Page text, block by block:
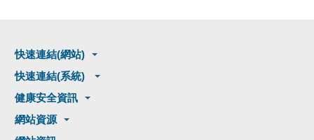
快速連結(網站)
快速連結(系統)
健康安全資訊
網站資源